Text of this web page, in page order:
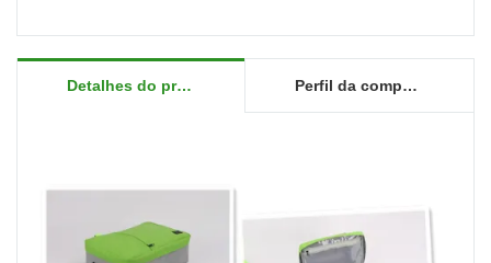
transportar, bolsa de sapatos leve com alça
embutida. A Youcco ainda tem outras bolsas
acadêmicas para calçados. Você está convidado
a visitar nosso site www.youcco.com para mais
Detalhes do produto Perfil da companhia